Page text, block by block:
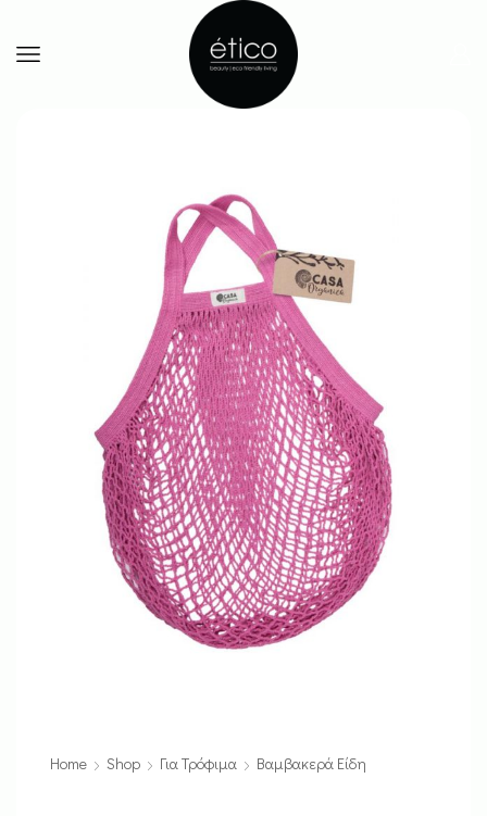
Home Shop Για Τρόφιμα Βαμβακερά Είδη